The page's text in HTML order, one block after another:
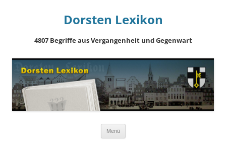
Dorsten Lexikon
4807 Begriffe aus Vergangenheit und Gegenwart
Menü